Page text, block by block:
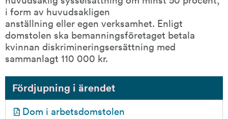
i form av huvudsakligen
anställning eller egen verksamhet. Enligt
domstolen ska bemanningsföretaget betala
kvinnan diskrimineringsersättning med
sammanlagt 110 000 kr.
Fördjupning i ärendet
Dom i arbetsdomstolen